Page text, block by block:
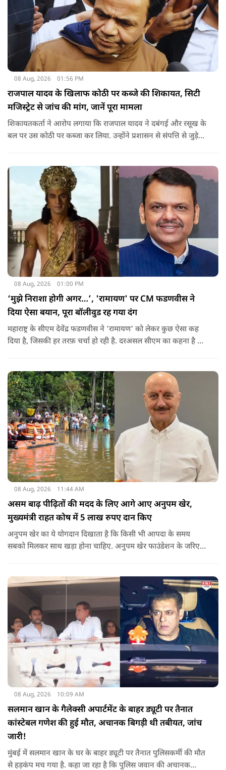
08 Aug, 2026 01:56 PM
राजपाल यादव के खिलाफ कोठी पर कब्जे की शिकायत, सिटी
मजिस्ट्रेट से जांच की मांग, जानें पूरा मामला
शिकायतकर्ता ने आरोप लगाया कि राजपाल यादव ने दबंगई और रसूख के
बल पर उस कोठी पर कब्जा कर लिया. उन्होंने प्रशासन से संपत्ति से जुड़े
08 Aug, 2026 01:00 PM
‘मुझे निराशा होगी अगर…’, 'रामायण' पर CM फडणवीस ने
दिया ऐसा बयान, पूरा बॉलीवुड रह गया दंग
महाराष्ट्र के सीएम देवेंद्र फडणवीस ने 'रामायण' को लेकर कुछ ऐसा कह
दिया है, जिसकी हर तरफ़ चर्चा हो रही है. दरअसल सीएम का कहना है कि
08 Aug, 2026 11:44 AM
असम बाढ़ पीढ़ितों की मदद के लिए आगे आए अनुपम खेर,
मुख्यमंत्री राहत कोष में 5 लाख रुपए दान किए
अनुपम खेर का ये योगदान दिखाता है कि किसी भी आपदा के समय
सबको मिलकर साथ खड़ा होना चाहिए. अनुपम खेर फाउंडेशन के जरिए
मदद के लिए उनके द्वारा किया गया ये दान भी उसी कड़ी का एक हिस्सा है.
08 Aug, 2026 10:09 AM
सलमान खान के गैलेक्सी अपार्टमेंट के बाहर ड्यूटी पर तैनात
कांस्टेबल गणेश की हुई मौत, अचानक बिगड़ी थी तबीयत, जांच
जारी!
मुंबई में सलमान खान के घर के बाहर ड्यूटी पर तैनात पुलिसकर्मी की मौत
से हड़कंप मच गया है. कहा जा रहा है कि पुलिस जवान की अचानक